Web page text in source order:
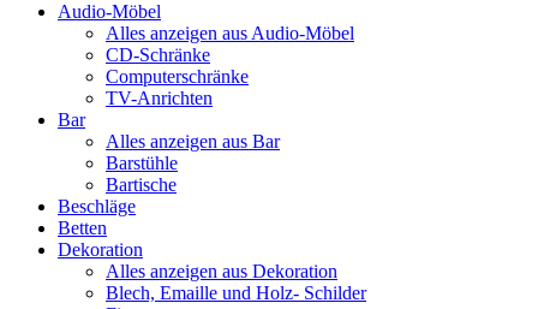
Audio-Möbel
Alles anzeigen aus Audio-Möbel
CD-Schränke
Computerschränke
TV-Anrichten
Bar
Alles anzeigen aus Bar
Barstühle
Bartische
Beschläge
Betten
Dekoration
Alles anzeigen aus Dekoration
Blech, Emaille und Holz- Schilder